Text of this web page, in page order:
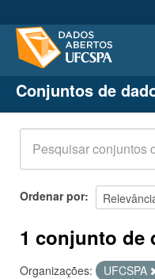
Conjuntos de dados
Organizações
Grupos
Sobre
Conjuntos de
Ordenar por
1 conjunto de
Organizações: UFCSPA